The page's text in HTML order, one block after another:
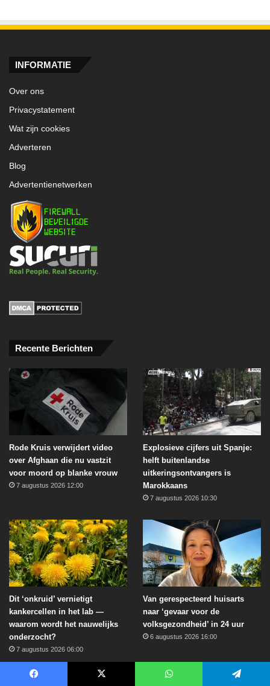
INFORMATIE
Over ons
Privacystatement
Wat zijn cookies
Adverteren
Blog
Advertentienetwerken
Recente Berichten
Rode Kruis verwijdert video
over Afghaan die nu vastzit
voor moord op blanke vrouw
7 augustus 2026 12:00
Explosieve cijfers uit Spanje:
helft buitenlandse
uitkeringsontvangers is
Marokkaans
7 augustus 2026 10:30
Dit ‘onkruid’ vernietigt
kankercellen in het lab —
waarom wordt het nauwelijks
onderzocht?
7 augustus 2026 06:00
Van gerespecteerd huisarts
naar ‘gevaar voor de
volksgezondheid’ in 24 uur
6 augustus 2026 16:00
Volgende